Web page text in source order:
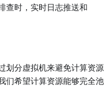
查时，实时日志推送和
划分虚拟机来避免计算资源
们希望计算资源能够完全池